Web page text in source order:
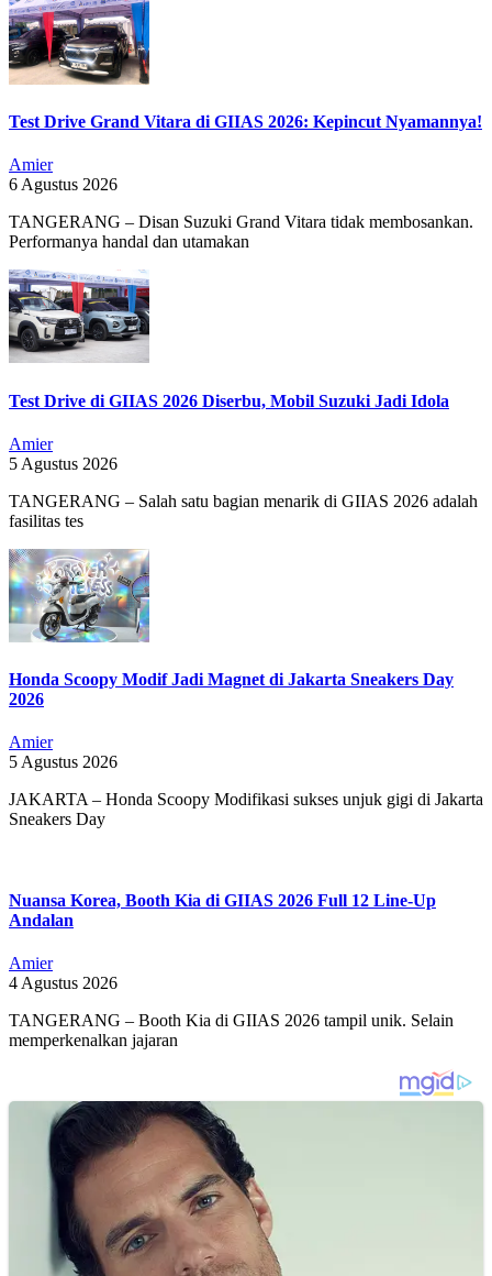
Test Drive Grand Vitara di GIIAS 2026: Kepincut Nyamannya!
Amier
6 Agustus 2026
TANGERANG – Disan Suzuki Grand Vitara tidak membosankan.
Performanya handal dan utamakan
Test Drive di GIIAS 2026 Diserbu, Mobil Suzuki Jadi Idola
Amier
5 Agustus 2026
TANGERANG – Salah satu bagian menarik di GIIAS 2026 adalah
fasilitas tes
Honda Scoopy Modif Jadi Magnet di Jakarta Sneakers Day
2026
Amier
5 Agustus 2026
JAKARTA – Honda Scoopy Modifikasi sukses unjuk gigi di Jakarta
Sneakers Day
Nuansa Korea, Booth Kia di GIIAS 2026 Full 12 Line-Up
Andalan
Amier
4 Agustus 2026
TANGERANG – Booth Kia di GIIAS 2026 tampil unik. Selain
memperkenalkan jajaran